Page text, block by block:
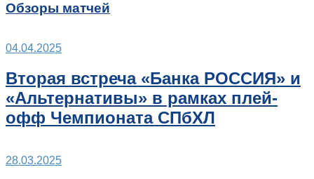
Обзоры матчей
04.04.2025
Вторая встреча «Банка РОССИЯ» и
«Альтернативы» в рамках плей-
офф Чемпионата СПбХЛ
28.03.2025